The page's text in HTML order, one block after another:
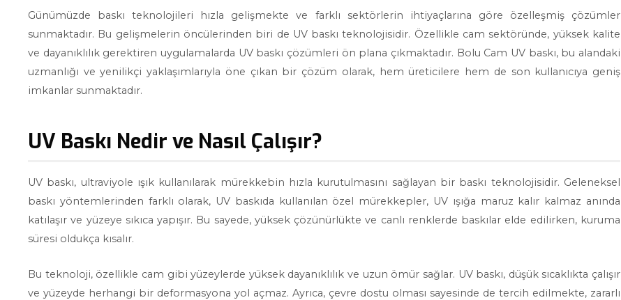
Günümüzde baskı teknolojileri hızla gelişmekte ve farklı sektörlerin ihtiyaçlarına göre özelleşmiş çözümler
sunmaktadır. Bu gelişmelerin öncülerinden biri de UV baskı teknolojisidir. Özellikle cam sektöründe, yüksek kalite
ve dayanıklılık gerektiren uygulamalarda UV baskı çözümleri ön plana çıkmaktadır. Bolu Cam UV baskı, bu alandaki
uzmanlığı ve yenilikçi yaklaşımlarıyla öne çıkan bir çözüm olarak, hem üreticilere hem de son kullanıcıya geniş
imkanlar sunmaktadır.
UV Baskı Nedir ve Nasıl Çalışır?
UV baskı, ultraviyole ışık kullanılarak mürekkebin hızla kurutulmasını sağlayan bir baskı teknolojisidir. Geleneksel
baskı yöntemlerinden farklı olarak, UV baskıda kullanılan özel mürekkepler, UV ışığa maruz kalır kalmaz anında
katılaşır ve yüzeye sıkıca yapışır. Bu sayede, yüksek çözünürlükte ve canlı renklerde baskılar elde edilirken, kuruma
süresi oldukça kısalır.
Bu teknoloji, özellikle cam gibi yüzeylerde yüksek dayanıklılık ve uzun ömür sağlar. UV baskı, düşük sıcaklıkta çalışır
ve yüzeyde herhangi bir deformasyona yol açmaz. Ayrıca, çevre dostu olması sayesinde de tercih edilmekte, zararlı